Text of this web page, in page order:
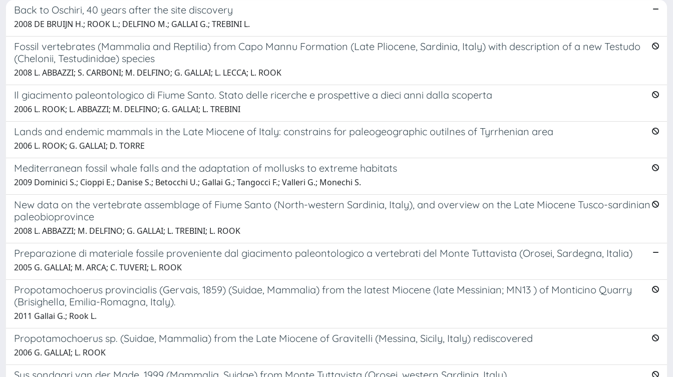
Back to Oschiri, 40 years after the site discovery
2008 DE BRUIJN H.; ROOK L.; DELFINO M.; GALLAI G.; TREBINI L.
Fossil vertebrates (Mammalia and Reptilia) from Capo Mannu Formation (Late Pliocene, Sardinia, Italy) with description of a new Testudo
(Chelonii, Testudinidae) species
2008 L. ABBAZZI; S. CARBONI; M. DELFINO; G. GALLAI; L. LECCA; L. ROOK
Il giacimento paleontologico di Fiume Santo. Stato delle ricerche e prospettive a dieci anni dalla scoperta
2006 L. ROOK; L. ABBAZZI; M. DELFINO; G. GALLAI; L. TREBINI
Lands and endemic mammals in the Late Miocene of Italy: constrains for paleogeographic outilnes of Tyrrhenian area
2006 L. ROOK; G. GALLAI; D. TORRE
Mediterranean fossil whale falls and the adaptation of mollusks to extreme habitats
2009 Dominici S.; Cioppi E.; Danise S.; Betocchi U.; Gallai G.; Tangocci F.; Valleri G.; Monechi S.
New data on the vertebrate assemblage of Fiume Santo (North-western Sardinia, Italy), and overview on the Late Miocene Tusco-sardinian
paleobioprovince
2008 L. ABBAZZI; M. DELFINO; G. GALLAI; L. TREBINI; L. ROOK
Preparazione di materiale fossile proveniente dal giacimento paleontologico a vertebrati del Monte Tuttavista (Orosei, Sardegna, Italia)
2005 G. GALLAI; M. ARCA; C. TUVERI; L. ROOK
Propotamochoerus provincialis (Gervais, 1859) (Suidae, Mammalia) from the latest Miocene (late Messinian; MN13 ) of Monticino Quarry
(Brisighella, Emilia-Romagna, Italy).
2011 Gallai G.; Rook L.
Propotamochoerus sp. (Suidae, Mammalia) from the Late Miocene of Gravitelli (Messina, Sicily, Italy) rediscovered
2006 G. GALLAI; L. ROOK